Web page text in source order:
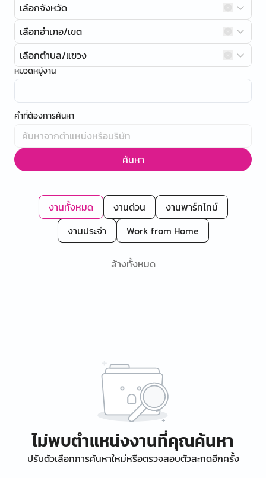
เลือกจังหวัด
เลือกอำเภอ/เขต
เลือกตำบล/แขวง
หมวดหมู่งาน
คำที่ต้องการค้นหา
ค้นหา
งานทั้งหมด งานด่วน
งานพาร์ทไทม์
งานประจำ
Work from Home
ล้างทั้งหมด
ไม่พบตำแหน่งงานที่คุณค้นหา
ปรับตัวเลือกการค้นหาใหม่หรือตรวจสอบตัวสะกดอีกครั้ง